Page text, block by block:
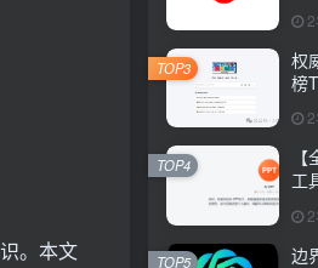
。本文
权
榜
TOP3
工
TOP4
边
TOP5